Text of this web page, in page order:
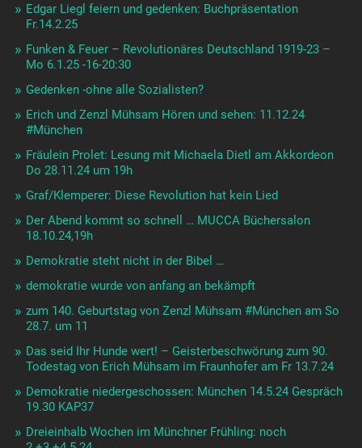
Edgar Liegl feiern und gedenken: Buchpräsentation
Fr.14.2.25
Funken & Feuer – Revolutionäres Deutschland 1919-23 –
Mo 6.1.25 -16-20:30
Gedenken -ohne alle Sozialisten?
Erich und Zenzl Mühsam Hören und sehen: 11.12.24
#München
Fräulein Prolet: Lesung mit Michaela Dietl am Akkordeon
Do 28.11.24 um 19h
Graf/Klemperer: Diese Revolution hat kein Lied
Der Abend kommt so schnell … MUCCA Büchersalon
18.10.24,19h
Demokratie steht nicht in der Bibel …
demokratie wurde von anfang an bekämpft
zum 140. Geburtstag von Zenzl Mühsam #München am So
28.7. um 11
Das seid Ihr Hunde wert! – Geisterbeschwörung zum 90.
Todestag von Erich Mühsam im Fraunhofer am Fr 13.7.24
Demokratie niedergeschossen: München 14.5.24 Gespräch
19.30 KAP37
Dreieinhalb Wochen im Münchner Frühling: noch